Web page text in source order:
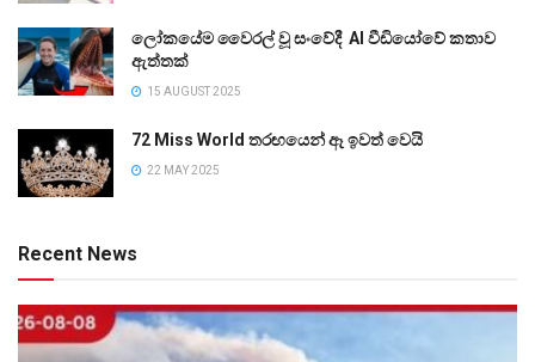
ලෝකයේම වෛරල් වූ සංවේදී AI වීඩියෝවේ කතාව
ඇත්තක්
15 AUGUST 2025
72 Miss World තරඟයෙන් ඈ ඉවත් වෙයි
22 MAY 2025
Recent News